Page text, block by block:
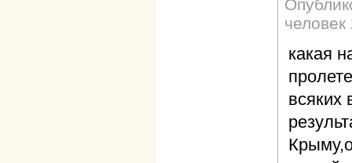
человек
какая
всяких